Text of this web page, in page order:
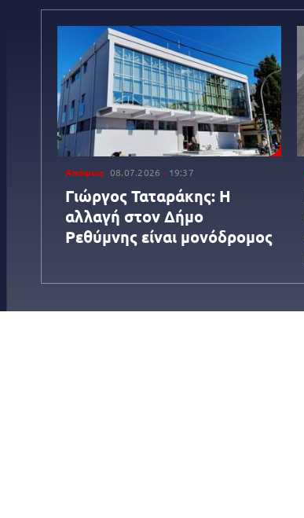
Απόψεις 08.07.2026 19:37
Γιώργος Ταταράκης: Η
αλλαγή στον Δήμο
Ρεθύμνης είναι μονόδρομος